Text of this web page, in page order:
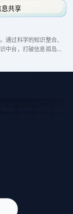
通过科学的知识整合、
中台，打破信息孤岛，